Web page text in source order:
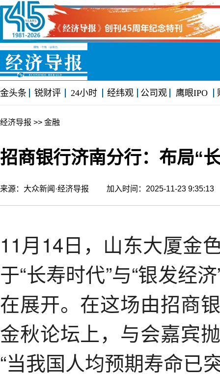
金头条 锐财评 24小时 经纬观 公司观 鹰眼IPO
经济导报 >> 金融
招商银行济南分行：布局“
来源：大众新闻·经济导报 加入时间：2025-11-23
11月14日，山东大厦金
于“长寿时代”与“银发经
在展开。在这场由招商
金秋论坛上，与会嘉宾
“当我国人均预期寿命已